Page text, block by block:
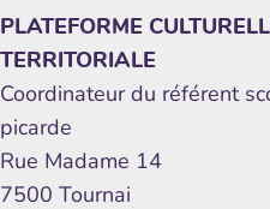
PLATEFORME
TERRITORIALE
Coordinateur du référent
picarde
Rue Madame 14
7500 Tournai